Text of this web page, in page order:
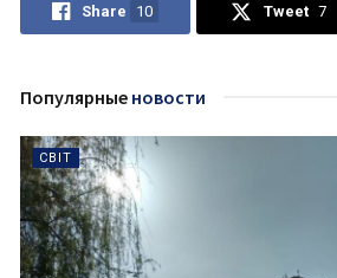
Share 10 Tweet 7
Популярные новости
СВІТ